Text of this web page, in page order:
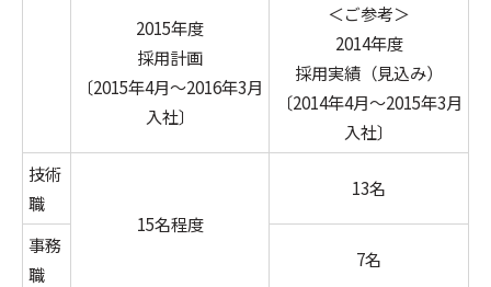
2015年度
採用計画
〔2015年4月～2016年3月
入社〕
＜ご参考＞
2014年度
採用実績（見込み）
〔2014年4月～2015年3月
入社〕
技術
職
15名程度
13名
事務
職
7名